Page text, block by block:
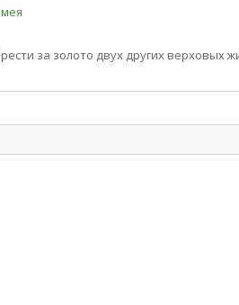
за золото двух других верховых